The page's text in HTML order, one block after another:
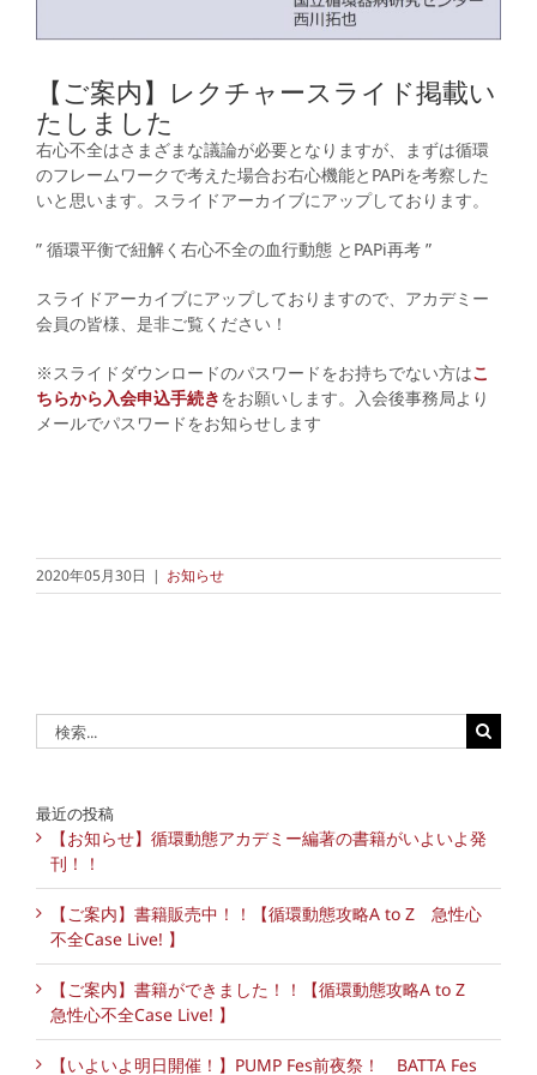
【ご案内】レクチャースライド掲載い
たしました
右心不全はさまざまな議論が必要となりますが、まずは循環
のフレームワークで考えた場合お右心機能とPAPiを考察した
いと思います。スライドアーカイブにアップしております。
” 循環平衡で紐解く右心不全の血行動態 とPAPi再考 ”
スライドアーカイブにアップしておりますので、アカデミー
会員の皆様、是非ご覧ください！
※スライドダウンロードのパスワードをお持ちでない方はこ
ちらから入会申込手続きをお願いします。入会後事務局より
メールでパスワードをお知らせします
2020年05月30日 | お知らせ
索
最近の投稿
【お知らせ】循環動態アカデミー編著の書籍がいよいよ発
刊！！
【ご案内】書籍販売中！！【循環動態攻略A to Z 急性心
不全Case Live! 】
【ご案内】書籍ができました！！【循環動態攻略A to Z
急性心不全Case Live! 】
【いよいよ明日開催！】PUMP Fes前夜祭！ BATTA Fes